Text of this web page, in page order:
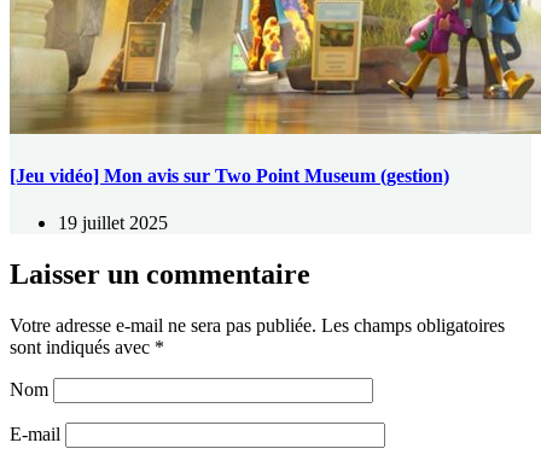
[Jeu vidéo] Mon avis sur Two Point Museum (gestion)
19 juillet 2025
Laisser un commentaire
Votre adresse e-mail ne sera pas publiée. Les champs obligatoires
sont indiqués avec *
Nom
E-mail